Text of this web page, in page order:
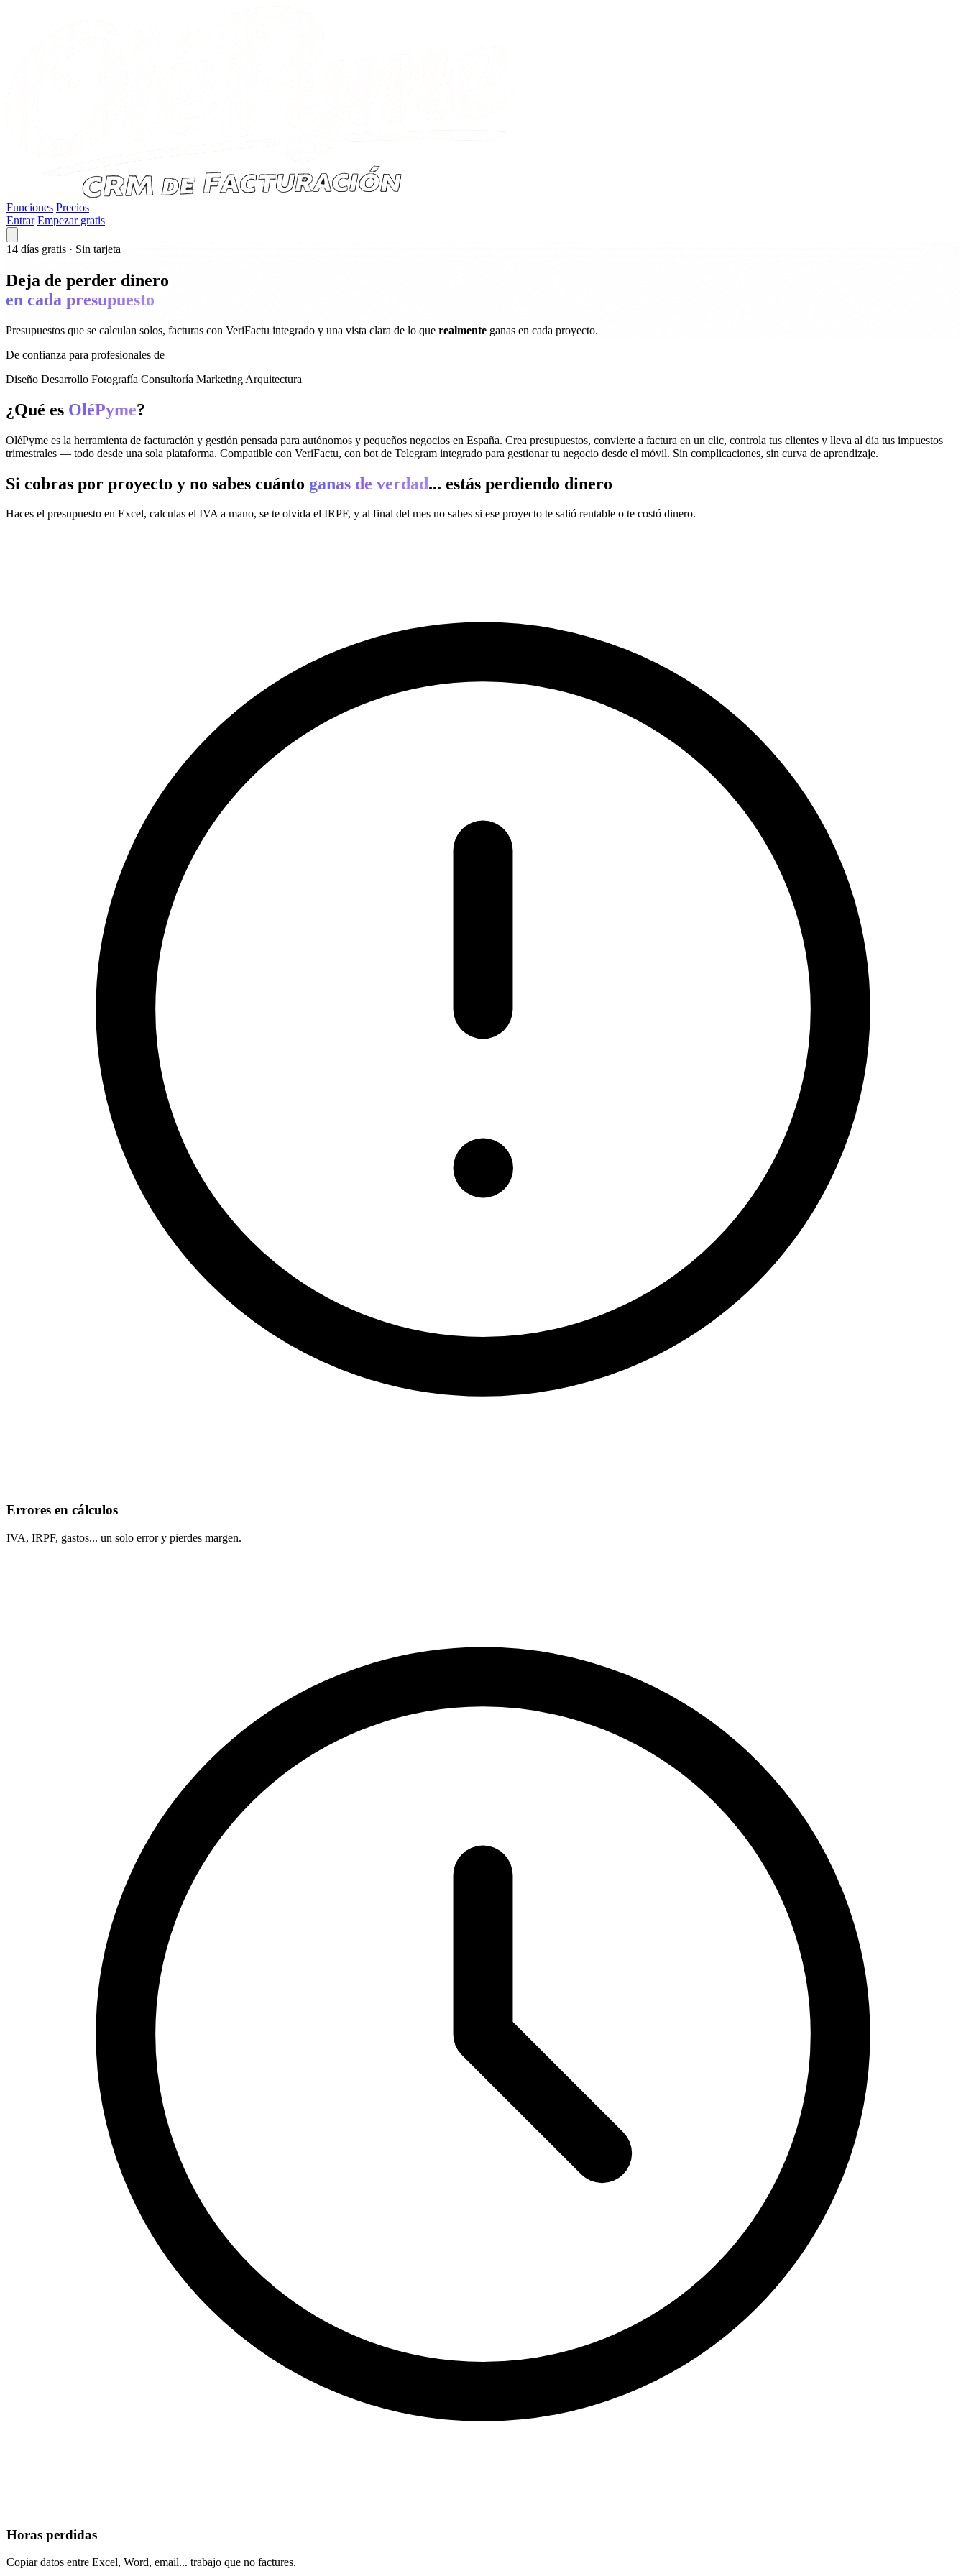
Funciones Precios
Entrar Empezar gratis
14 días gratis · Sin tarjeta
Deja de perder dinero
en cada presupuesto
Presupuestos que se calculan solos, facturas con VeriFactu integrado y una vista clara de lo que realmente ganas en cada proyecto.
De confianza para profesionales de
Diseño Desarrollo Fotografía Consultoría Marketing Arquitectura
¿Qué es OléPyme?
OléPyme es la herramienta de facturación y gestión pensada para autónomos y pequeños negocios en España. Crea presupuestos, convierte a factura en un clic, controla tus clientes y lleva al día tus impuestos
trimestrales — todo desde una sola plataforma. Compatible con VeriFactu, con bot de Telegram integrado para gestionar tu negocio desde el móvil. Sin complicaciones, sin curva de aprendizaje.
Si cobras por proyecto y no sabes cuánto ganas de verdad... estás perdiendo dinero
Haces el presupuesto en Excel, calculas el IVA a mano, se te olvida el IRPF, y al final del mes no sabes si ese proyecto te salió rentable o te costó dinero.
Errores en cálculos
IVA, IRPF, gastos... un solo error y pierdes margen.
Horas perdidas
Copiar datos entre Excel, Word, email... trabajo que no factures.